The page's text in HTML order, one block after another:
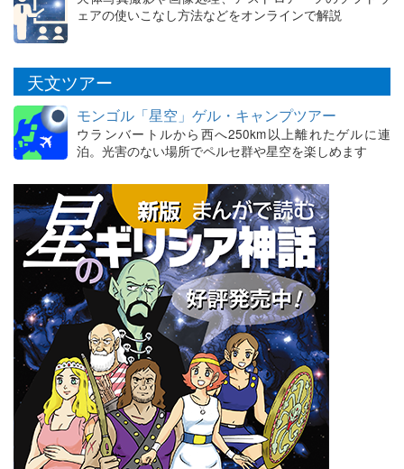
ェアの使いこなし方法などをオンラインで解説
天文ツアー
モンゴル「星空」ゲル・キャンプツアー
ウランバートルから西へ250km以上離れたゲルに連
泊。光害のない場所でペルセ群や星空を楽しめます